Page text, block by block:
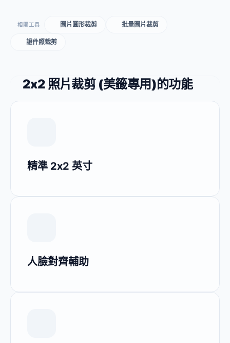
相關工具 圖片圓形裁剪 批量圖片裁剪
證件照裁剪
2x2 照片裁剪 (美籤專用)的功能
精準 2x2 英寸
人臉對齊輔助